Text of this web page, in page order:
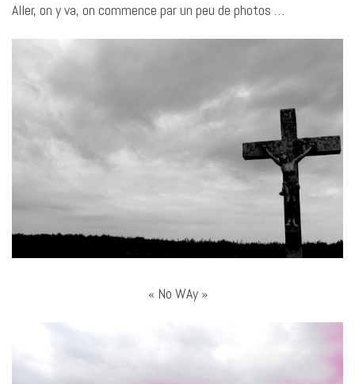
Aller, on y va, on commence par un peu de photos …
« No WAy »